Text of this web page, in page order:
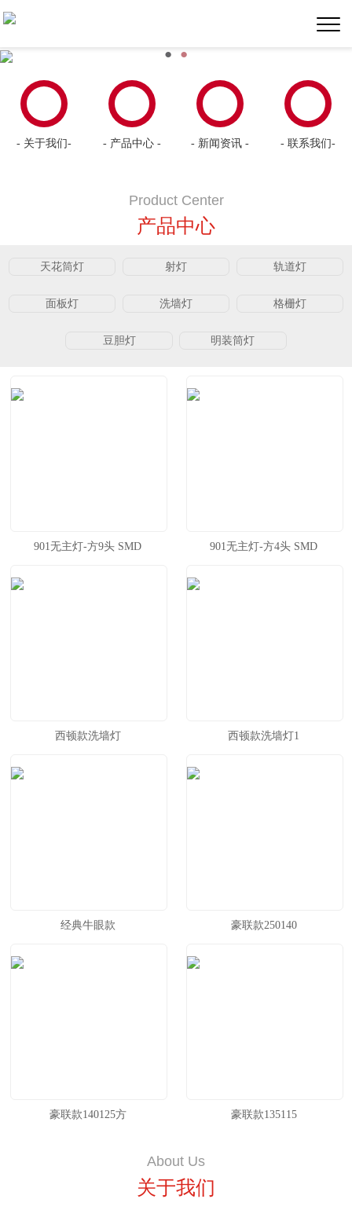
● ●
- 关于我们- - 产品中心 - - 新闻资讯 - - 联系我们-
Product Center
产品中心
天花筒灯 射灯 轨道灯
面板灯 洗墙灯 格栅灯
豆胆灯 明装筒灯
901无主灯-方9头 SMD 901无主灯-方4头 SMD
西顿款洗墙灯 西顿款洗墙灯1
经典牛眼款 豪联款250140
豪联款140125方 豪联款135115
About Us
关于我们